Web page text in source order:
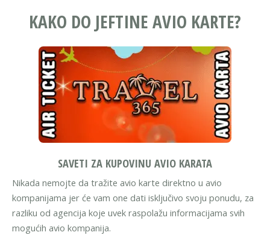
KAKO DO JEFTINE AVIO KARTE?
SAVETI ZA KUPOVINU AVIO KARATA
Nikada nemojte da tražite avio karte direktno u avio
kompanijama jer će vam one dati isključivo svoju ponudu, za
razliku od agencija koje uvek raspolažu informacijama svih
mogućih avio kompanija.